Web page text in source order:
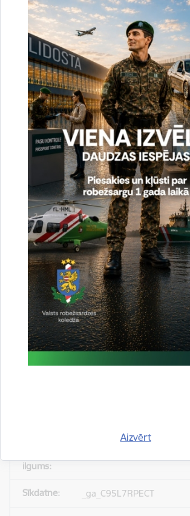
Aizvērt
uzlabotu vietnes darbību
pakalpojumus)
Reģistrē unikālu ID, kas
statistisko datu iegūšanai
apmeklētājs izmanto
2 gadi
_gat
Statistikas sīkdatnes
uzlabotu vietnes darbību
pakalpojumus)
Izmanto Google Analytics,
pieprasījuma līmeni.
1 minūte
_gid
Statistikas sīkdatnes
uzlabotu vietnes darbību
pakalpojumus)
_ga_C95L7RPECT